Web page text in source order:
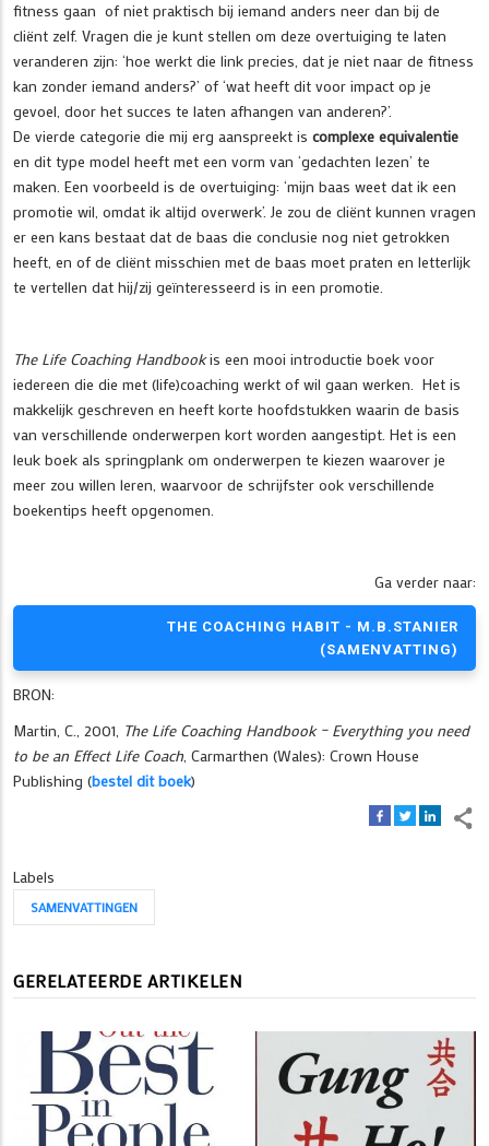
fitness gaan of niet praktisch bij iemand anders neer dan bij de
cliënt zelf. Vragen die je kunt stellen om deze overtuiging te laten
veranderen zijn: ‘hoe werkt die link precies, dat je niet naar de fitness
kan zonder iemand anders?’ of ‘wat heeft dit voor impact op je
gevoel, door het succes te laten afhangen van anderen?’.
De vierde categorie die mij erg aanspreekt is complexe equivalentie
en dit type model heeft met een vorm van ‘gedachten lezen’ te
maken. Een voorbeeld is de overtuiging: ‘mijn baas weet dat ik een
promotie wil, omdat ik altijd overwerk’. Je zou de cliënt kunnen vragen
er een kans bestaat dat de baas die conclusie nog niet getrokken
heeft, en of de cliënt misschien met de baas moet praten en letterlijk
te vertellen dat hij/zij geïnteresseerd is in een promotie.
The Life Coaching Handbookis een mooi introductie boek voor
iedereen die die met (life)coaching werkt of wil gaan werken. Het is
makkelijk geschreven en heeft korte hoofdstukken waarin de basis
van verschillende onderwerpen kort worden aangestipt. Het is een
leuk boek als springplank om onderwerpen te kiezen waarover je
meer zou willen leren, waarvoor de schrijfster ook verschillende
boekentips heeft opgenomen.
Ga verder naar:
THE COACHING HABIT - M.B.STANIER
(SAMENVATTING)
BRON:
Martin, C., 2001, The Life Coaching Handbook – Everything you need
to be an Effect Life Coach, Carmarthen (Wales): Crown House
Publishing (bestel dit boek)
Labels
SAMENVATTINGEN
GERELATEERDE ARTIKELEN